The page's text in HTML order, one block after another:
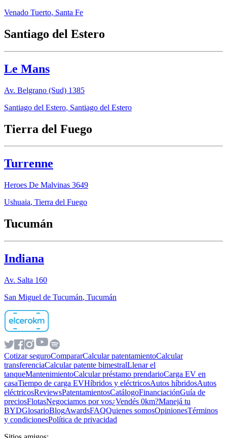
Venado Tuerto, Santa Fe
Santiago del Estero
Le Mans
Av. Belgrano (Sud) 1385
Santiago del Estero, Santiago del Estero
Tierra del Fuego
Turrenne
Heroes De Malvinas 3649
Ushuaia, Tierra del Fuego
Tucumán
Indiana
Av. Salta 160
San Miguel de Tucumán, Tucumán
Cotizar seguroCompararCalcular patentamientoCalcular
transferenciaCalcular patente bimestralLlenar el
tanqueMantenimientoCalcular préstamo prendarioCarga EV en
casaTiempo de carga EVHíbridos y eléctricosAutos híbridosAutos
eléctricosReviewsPatentamientosCatálogoFinanciaciónGuía de
preciosFlotasNegociamos por vos¿Vendés 0km?Manejá tu
BYDGlosarioBlogAwardsFAQQuienes somosOpinionesTérminos
y condicionesPolítica de privacidad